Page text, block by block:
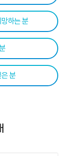
하는 분
분